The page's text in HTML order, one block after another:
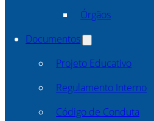
Órgãos
Documentos
Projeto Educativo
Regulamento Interno
Código de Conduta